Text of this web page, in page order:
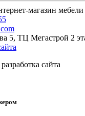
магазин мебели
5, ТЦ Мегастрой 2
сайта